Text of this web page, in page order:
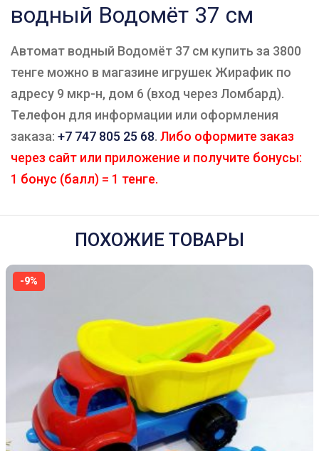
водный Водомёт 37 см
Автомат водный Водомёт 37 см купить за 3800
тенге можно в магазине игрушек Жирафик по
адресу 9 мкр-н, дом 6 (вход через Ломбард).
Телефон для информации или оформления
заказа: +7 747 805 25 68. Либо оформите заказ
через сайт или приложение и получите бонусы:
1 бонус (балл) = 1 тенге.
ПОХОЖИЕ ТОВАРЫ
-9%